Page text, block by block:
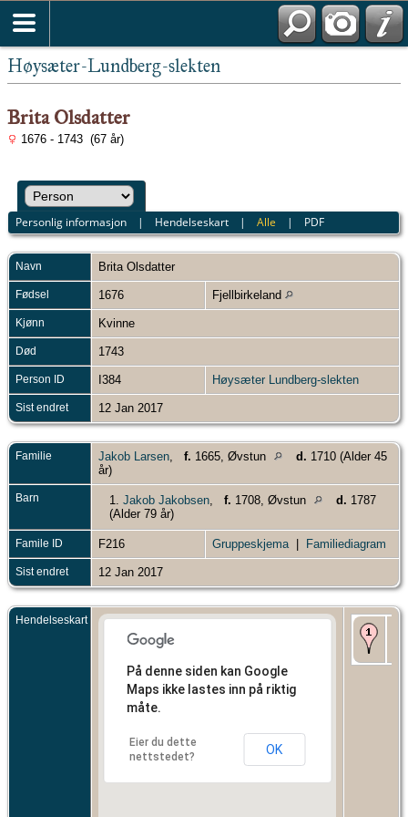
Høysæter-Lundberg-slekten
Brita Olsdatter
1676 - 1743 (67 år)
Personlig informasjon | Hendelseskart |Alle | PDF
Navn Brita Olsdatter
Fødsel 1676 Fjellbirkeland
Kjønn Kvinne
Død 1743
Person ID I384 Høysæter Lundberg-slekten
Sist endret 12 Jan 2017
Familie Jakob Larsen f. 1665, Øvstun d. 1710 (Alder 45
år)
Barn 1. Jakob Jakobsen f. 1708, Øvstun d. 1787
(Alder 79 år)
Famile ID F216 Gruppeskjema Familiediagram
Sist endret 12 Jan 2017
Hendelseskart
På denne siden kan Google
Maps ikke lastes inn på riktig
måte.
Eier du dette
nettstedet?
OK